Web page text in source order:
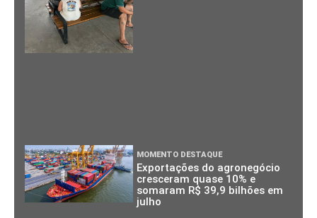
MOMENTO DESTAQUE
Exportações do agronegócio
cresceram quase 10% e
somaram R$ 39,9 bilhões em
julho